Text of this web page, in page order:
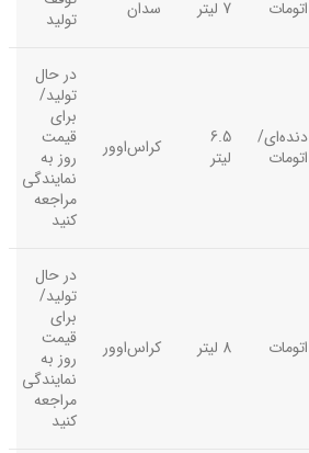
اتومات 7 لیتر سدان
تولید
دنده‌ای/
اتومات
6.5
لیتر
کراس‌اوور
در حال
تولید/
برای
قیمت
روز به
نمایندگی
مراجعه
کنید
اتومات 8 لیتر کراس‌اوور
در حال
تولید/
برای
قیمت
روز به
نمایندگی
مراجعه
کنید